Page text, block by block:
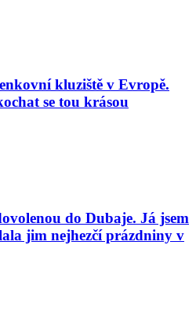
kluziště v Evropě.
se tou krásou
do Dubaje. Já jsem
jim nejhezčí prázdniny v